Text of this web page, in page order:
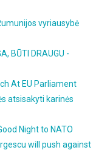
vyriausybė
BŪTI DRAUGU -
At EU Parliament
atsisakyti karinės
Night to NATO
will push against